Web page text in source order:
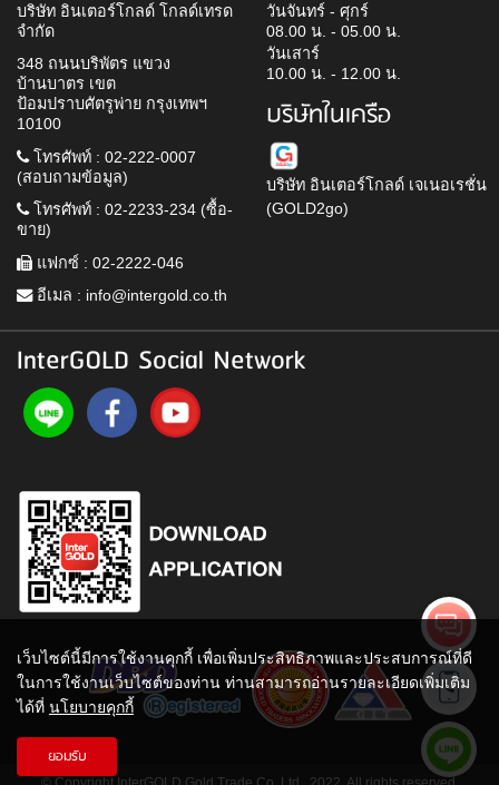
บริษัท อินเตอร์โกลด์ โกลด์เทรด
จำกัด
348 ถนนบริพัตร แขวง
บ้านบาตร เขต
ป้อมปราบศัตรูพ่าย กรุงเทพฯ
10100
โทรศัพท์ : 02-222-0007
(สอบถามข้อมูล)
โทรศัพท์ : 02-2233-234 (ซื้อ-
ขาย)
แฟกซ์ : 02-2222-046
อีเมล : info@intergold.co.th
วันจันทร์ - ศุกร์
08.00 น. - 05.00 น.
วันเสาร์
10.00 น. - 12.00 น.
บริษัทในเครือ
บริษัท อินเตอร์โกลด์ เจเนอเรชั่น
(GOLD2go)
InterGOLD Social Network
เว็บไซต์นี้มีการใช้งานคุกกี้ เพื่อเพิ่มประสิทธิภาพและประสบการณ์ที่ดี
ในการใช้งานเว็บไซต์ของท่าน ท่านสามารถอ่านรายละเอียดเพิ่มเติม
ได้ที่ นโยบายคุกกี้
ยอมรับ